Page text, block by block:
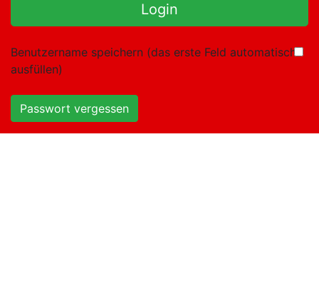
Login
Benutzername speichern (das erste Feld automatisch
ausfüllen)
Passwort vergessen